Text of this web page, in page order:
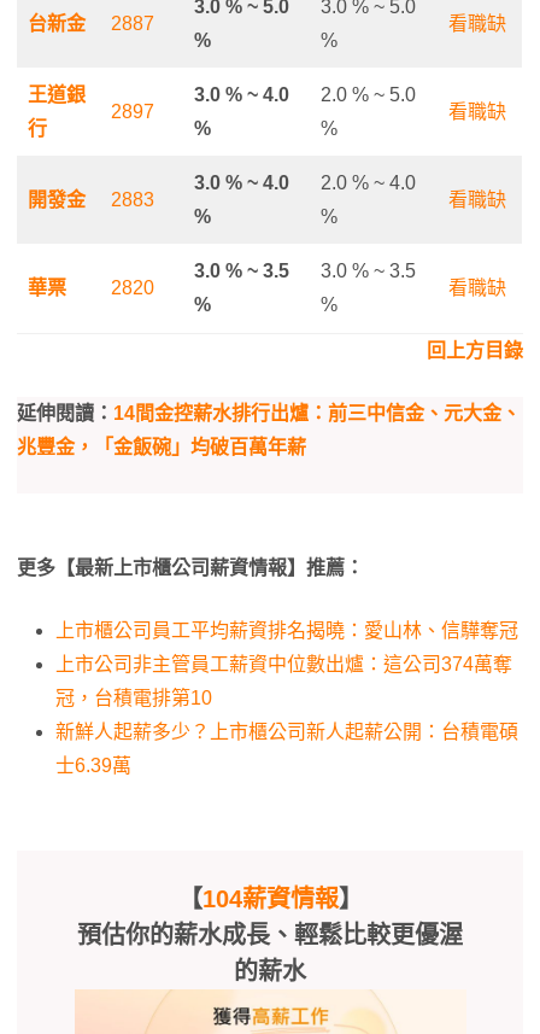
台新金 2887
3.0 % ~ 5.0
%
3.0 % ~ 5.0
%
看職缺
王道銀
行
2897
3.0 % ~ 4.0
%
2.0 % ~ 5.0
%
看職缺
開發金 2883
3.0 % ~ 4.0
%
2.0 % ~ 4.0
%
看職缺
華票 2820
3.0 % ~ 3.5
%
3.0 % ~ 3.5
%
看職缺
回上方目錄
延伸閱讀： 14間金控薪水排行出爐：前三中信金、元大金、
兆豐金，「金飯碗」均破百萬年薪
更多【最新上市櫃公司薪資情報】推薦：
上市櫃公司員工平均薪資排名揭曉：愛山林、信驊奪冠
上市公司非主管員工薪資中位數出爐：這公司374萬奪
冠，台積電排第10
新鮮人起薪多少？上市櫃公司新人起薪公開：台積電碩
士6.39萬
【104薪資情報】
預估你的薪水成長、輕鬆比較更優渥
的薪水